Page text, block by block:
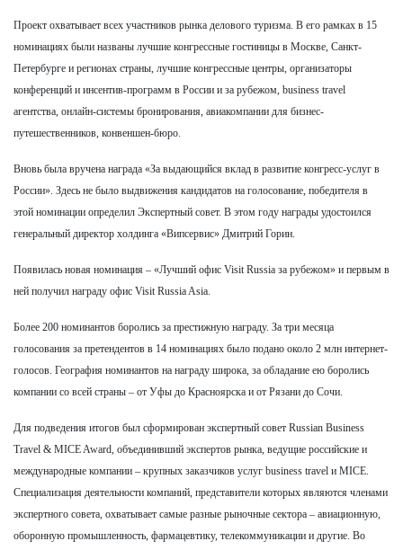
Проект охватывает всех участников рынка делового туризма. В его рамках в 15
номинациях были названы лучшие конгрессные гостиницы в Москве, Санкт-
Петербурге и регионах страны, лучшие конгрессные центры, организаторы
конференций и инсентив-программ в России и за рубежом, business travel
агентства, онлайн-системы бронирования, авиакомпании для бизнес-
путешественников, конвеншен-бюро.
Вновь была вручена награда «За выдающийся вклад в развитие конгресс-услуг в
России». Здесь не было выдвижения кандидатов на голосование, победителя в
этой номинации определил Экспертный совет. В этом году награды удостоился
генеральный директор холдинга «Випсервис» Дмитрий Горин.
Появилась новая номинация – «Лучший офис Visit Russia за рубежом» и первым в
ней получил награду офис Visit Russia Asia.
Более 200 номинантов боролись за престижную награду. За три месяца
голосования за претендентов в 14 номинациях было подано около 2 млн интернет-
голосов. География номинантов на награду широка, за обладание ею боролись
компании со всей страны – от Уфы до Красноярска и от Рязани до Сочи.
Для подведения итогов был сформирован экспертный совет Russian Business
Travel & MICE Award, объединивший экспертов рынка, ведущие российские и
международные компании – крупных заказчиков услуг business travel и MICE.
Специализация деятельности компаний, представители которых являются членами
экспертного совета, охватывает самые разные рыночные сектора – авиационную,
оборонную промышленность, фармацевтику, телекоммуникации и другие. Во